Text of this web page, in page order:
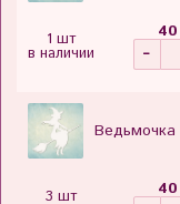
1 шт
в наличии
3 шт